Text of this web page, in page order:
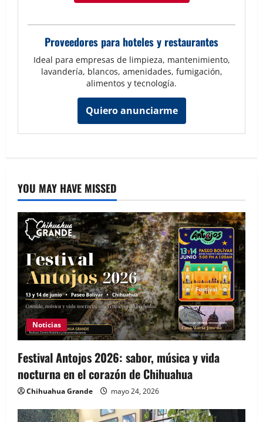
Proveedores para hoteles y restaurantes
Ideal para empresas de limpieza, mantenimiento,
lavandería, blancos, amenidades, fumigación,
alimentos y tecnología.
Quiero anunciarme
YOU MAY HAVE MISSED
Noticias
Festival Antojos 2026: sabor, música y vida
nocturna en el corazón de Chihuahua
Chihuahua Grande mayo 24, 2026